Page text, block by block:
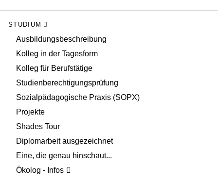
STUDIUM
Ausbildungsbeschreibung
Kolleg in der Tagesform
Kolleg für Berufstätige
Studienberechtigungsprüfung
Sozialpädagogische Praxis (SOPX)
Projekte
Shades Tour
Diplomarbeit ausgezeichnet
Eine, die genau hinschaut...
Ökolog - Infos